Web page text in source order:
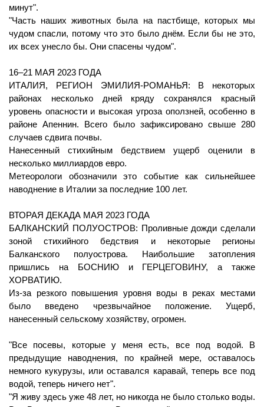
минут".
"Часть наших животных была на пастбище, которых мы
чудом спасли, потому что это было днём. Если бы не это,
их всех унесло бы. Они спасены чудом".
16–21 МАЯ 2023 ГОДА
ИТАЛИЯ, РЕГИОН ЭМИЛИЯ-РОМАНЬЯ: В некоторых
районах несколько дней кряду сохранялся красный
уровень опасности и высокая угроза оползней, особенно в
районе Апеннин. Всего было зафиксировано свыше 280
случаев сдвига почвы.
Нанесенный стихийным бедствием ущерб оценили в
несколько миллиардов евро.
Метеорологи обозначили это событие как сильнейшее
наводнение в Италии за последние 100 лет.
ВТОРАЯ ДЕКАДА МАЯ 2023 ГОДА
БАЛКАНСКИЙ ПОЛУОСТРОВ: Проливные дожди сделали
зоной стихийного бедствия и некоторые регионы
Балканского полуострова. Наибольшие затопления
пришлись на БОСНИЮ и ГЕРЦЕГОВИНУ, а также
ХОРВАТИЮ.
Из-за резкого повышения уровня воды в реках местами
было введено чрезвычайное положение. Ущерб,
нанесенный сельскому хозяйству, огромен.
"Все посевы, которые у меня есть, все под водой. В
предыдущие наводнения, по крайней мере, оставалось
немного кукурузы, или оставался каравай, теперь все под
водой, теперь ничего нет".
"Я живу здесь уже 48 лет, но никогда не было столько воды.